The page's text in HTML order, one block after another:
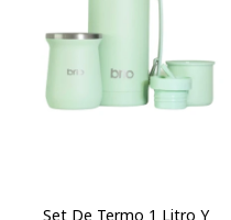
Set De Termo 1 Litro Y